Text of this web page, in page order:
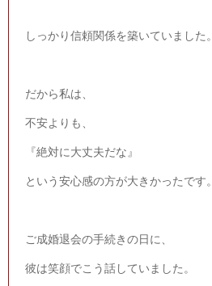
しっかり信頼関係を築いていました。
だから私は、
不安よりも、
『絶対に大丈夫だな』
という安心感の方が大きかったです。
ご成婚退会の手続きの日に、
彼は笑顔でこう話していました。